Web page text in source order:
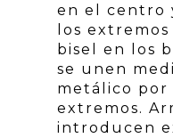
en el centro
los
bisel en los
se unen
metálico por
extremos.
introducen